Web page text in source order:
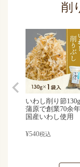
削
いわし削り節130g
蒲原で創業70余年
国産いわし使用
¥540税込